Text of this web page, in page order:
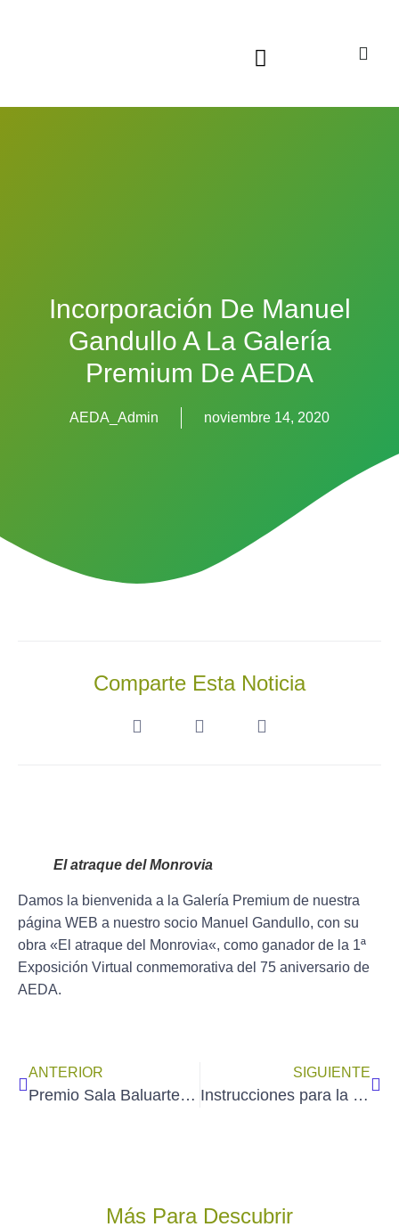
Incorporación De Manuel
Gandullo A La Galería
Premium De AEDA
AEDA_Admin noviembre 14, 2020
Comparte Esta Noticia
El atraque del Monrovia
Damos la bienvenida a la Galería Premium de nuestra
página WEB a nuestro socio Manuel Gandullo, con su
obra «El atraque del Monrovia«, como ganador de la 1ª
Exposición Virtual conmemorativa del 75 aniversario de
AEDA.
ANTERIOR
Premio Sala Baluarte a FRANCISCO E. BERTRÁN en el «Salón de Otoño 2020»
SIGUIENTE
Instrucciones para la incorporación a la Galería de Socios de AEDA
Más Para Descubrir